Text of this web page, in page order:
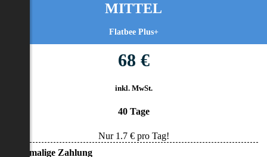
MITTEL
Flatbee Plus+
68 €
inkl. MwSt.
40 Tage
Nur 1.7€ pro Tag!
• Einmalige Zahlung